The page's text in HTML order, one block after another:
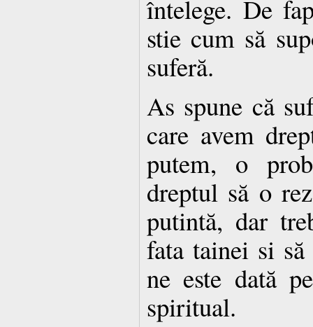
întelege. De
stie cum să
suferă.
As spune că
care avem
putem, o
dreptul să o
putintă, dar
fata tainei si
ne este dată
spiritual.